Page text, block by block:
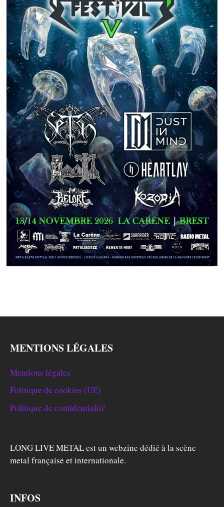
MENTIONS LÉGALES
Mentions légales
Politique de cookies (UE)
Politique de confidentialité
LONG LIVE METAL est un webzine dédié à la scène
metal française et internationale.
INFOS